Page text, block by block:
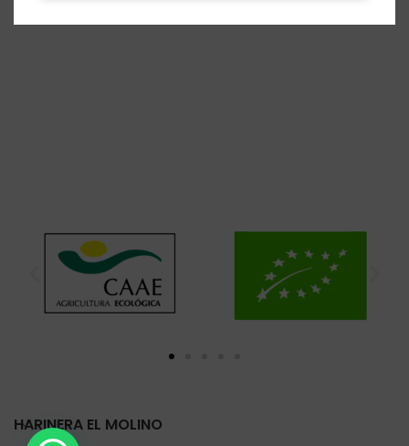
HARINERA EL MOLINO